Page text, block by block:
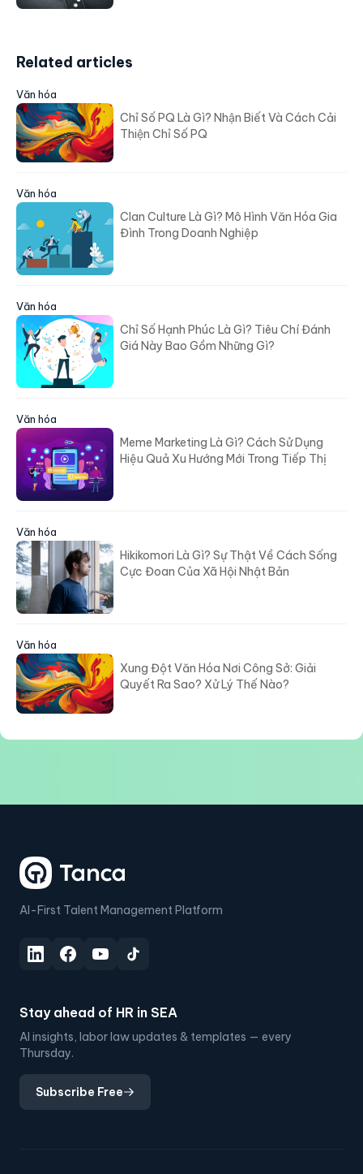
Related articles
Văn hóa
Chỉ Số PQ Là Gì? Nhận Biết Và Cách Cải
Thiện Chỉ Số PQ
Văn hóa
Clan Culture Là Gì? Mô Hình Văn Hóa Gia
Văn hóa
Chỉ Số Hạnh Phúc Là Gì? Tiêu Chí Đánh
Văn hóa
Meme Marketing Là Gì? Cách Sử Dụng
Văn hóa
Hikikomori Là Gì? Sự Thật Về Cách Sống
Văn hóa
Xung Đột Văn Hóa Nơi Công Sở: Giải
Stay ahead of HR in SEA
AI insights, labor law updates & templates — every
Thursday.